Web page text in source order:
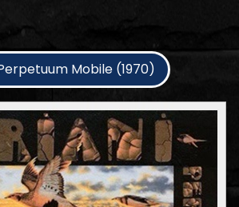
Mobile (1970)